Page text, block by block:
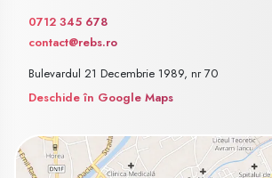
0712 345 678
contact@rebs.ro
Bulevardul 21 Decembrie 1989, nr 70
Deschide în Google Maps